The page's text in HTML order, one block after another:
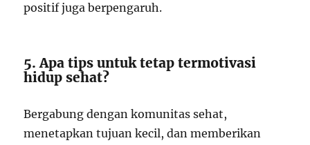
positif juga berpengaruh.
5. Apa tips untuk tetap termotivasi
hidup sehat?
Bergabung dengan komunitas sehat,
menetapkan tujuan kecil, dan memberikan